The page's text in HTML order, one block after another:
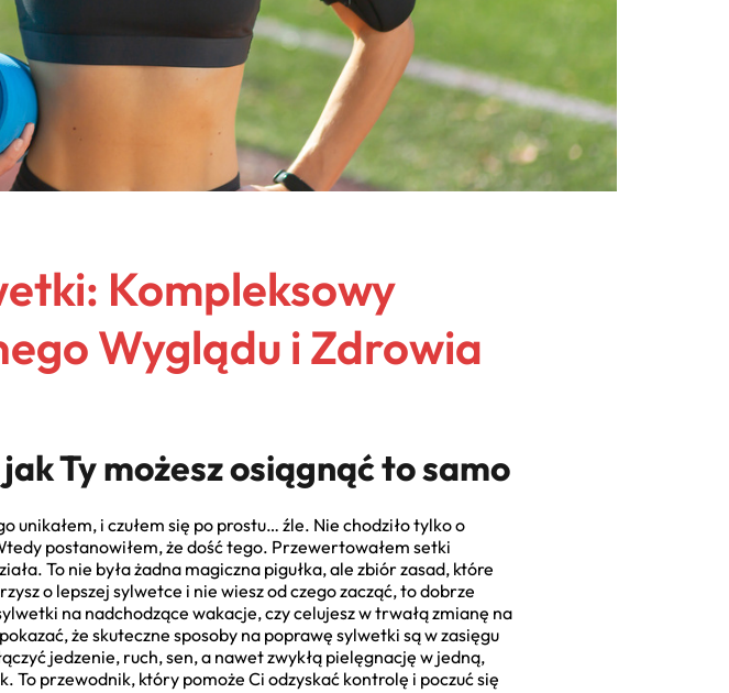
Kompleksowy
Wyglądu i Zdrowia
Ty możesz osiągnąć to samo
i czułem się po prostu… źle. Nie chodziło tylko o
postanowiłem, że dość tego. Przewertowałem setki
To nie była żadna magiczna pigułka, ale zbiór zasad, które
o lepszej sylwetce i nie wiesz od czego zacząć, to dobrze
na nadchodzące wakacje, czy celujesz w trwałą zmianę na
że skuteczne sposoby na poprawę sylwetki są w zasięgu
jedzenie, ruch, sen, a nawet zwykłą pielęgnację w jedną,
To przewodnik, który pomoże Ci odzyskać kontrolę i poczuć się